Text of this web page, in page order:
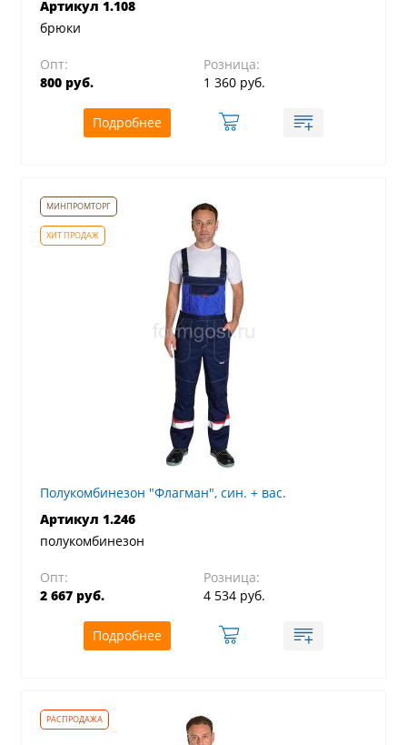
Артикул 1.108
брюки
Опт:
800 руб.
Розница:
1 360 руб.
Подробнее
Полукомбинезон "Флагман", син. + вас.
Артикул 1.246
полукомбинезон
Опт:
2 667 руб.
Розница:
4 534 руб.
Подробнее